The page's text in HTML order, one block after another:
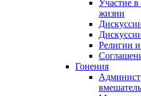
Участие
жизни
Религии
Гонения